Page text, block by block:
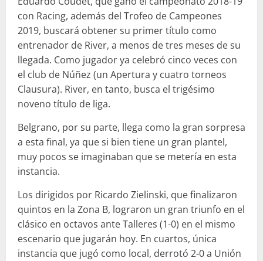
con Racing, además del Trofeo de Campeones
2019, buscará obtener su primer título como
entrenador de River, a menos de tres meses de su
llegada. Como jugador ya celebró cinco veces con
el club de Núñez (un Apertura y cuatro torneos
Clausura). River, en tanto, busca el trigésimo
noveno título de liga.
Belgrano, por su parte, llega como la gran sorpresa
a esta final, ya que si bien tiene un gran plantel,
muy pocos se imaginaban que se metería en esta
instancia.
Los dirigidos por Ricardo Zielinski, que finalizaron
quintos en la Zona B, lograron un gran triunfo en el
clásico en octavos ante Talleres (1-0) en el mismo
escenario que jugarán hoy. En cuartos, única
instancia que jugó como local, derrotó 2-0 a Unión